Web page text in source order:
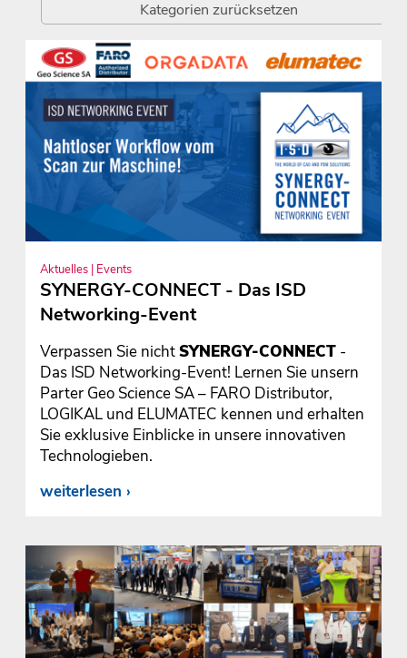
Kategorien zurücksetzen
Aktuelles | Events
SYNERGY-CONNECT - Das ISD
Networking-Event
Verpassen Sie nichtSYNERGY-CONNECT-
Das ISD Networking-Event! Lernen Sie unsern
Parter Geo Science SA – FARO Distributor,
LOGIKAL und ELUMATEC kennen und erhalten
Sie exklusive Einblicke in unsere innovativen
Technologieben.
weiterlesen